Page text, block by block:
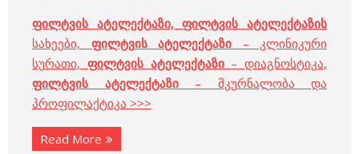
ფილტვის ატელექტაზი, ფილტვის ატელექტაზის
სახეები, ფილტვის ატელექტაზი – კლინიკური
სურათი, ფილტვის ატელექტაზი– დიაგნოსტიკა,
ფილტვის ატელექტაზი– მკურნალობა და
პროფილაქტიკა >>>
Read More